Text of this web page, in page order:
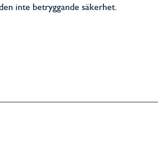
inte betryggande säkerhet.